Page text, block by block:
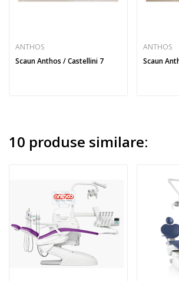
ANTHOS
Scaun Anthos / Castellini 7
ANTHOS
10 produse similare: